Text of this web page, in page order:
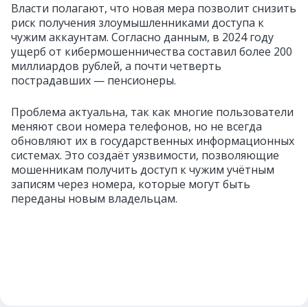
Власти полагают, что новая мера позволит снизить
риск получения злоумышленниками доступа к
чужим аккаунтам. Согласно данным, в 2024 году
ущерб от кибермошенничества составил более 200
миллиардов рублей, а почти четверть
пострадавших — пенсионеры.
Проблема актуальна, так как многие пользователи
меняют свои номера телефонов, но не всегда
обновляют их в государственных информационных
системах. Это создаёт уязвимости, позволяющие
мошенникам получить доступ к чужим учётным
записям через номера, которые могут быть
переданы новым владельцам.